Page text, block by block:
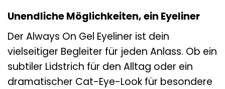
Unendliche Möglichkeiten, ein Eyeliner
Der Always On Gel Eyeliner ist dein
vielseitiger Begleiter für jeden Anlass. Ob ein
subtiler Lidstrich für den Alltag oder ein
dramatischer Cat-Eye-Look für besondere